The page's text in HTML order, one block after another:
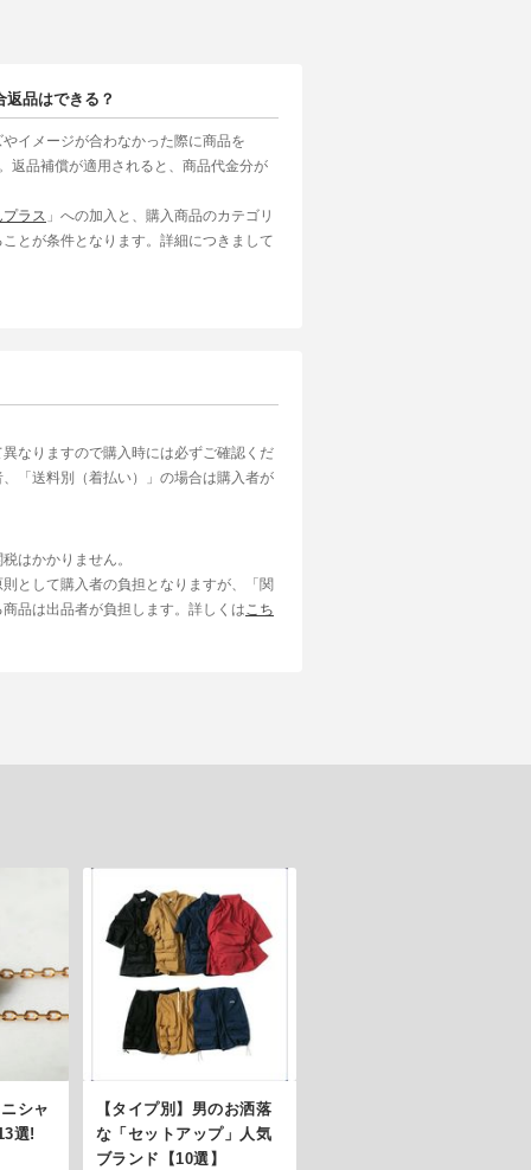
品はできる？
イメージが合わなかった際に商品を
返品補償が適用されると、商品代金分が
ラス 」への加入と、購入商品のカテゴリ
とが条件となります。詳細につきまして
なりますので購入時には必ずご確認くだ
「送料別（着払い）」の場合は購入者が
はかかりません。
として購入者の負担となりますが、「関
品は出品者が負担します。詳しくは こち
シャ
選!
【タイプ別】男のお洒落
な「セットアップ」人気
ブランド【10選】